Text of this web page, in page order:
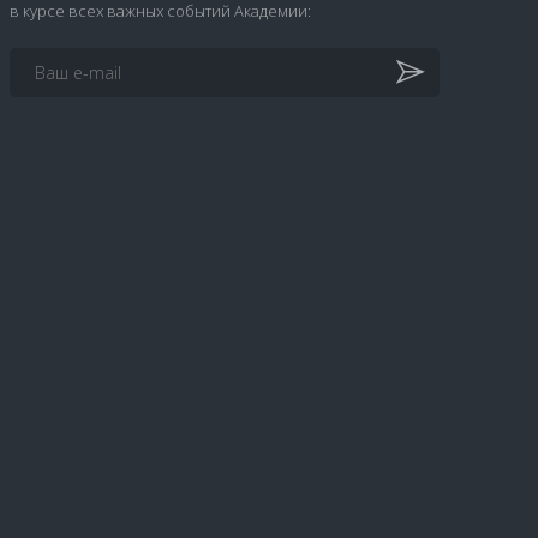
в курсе всех важных событий Академии: